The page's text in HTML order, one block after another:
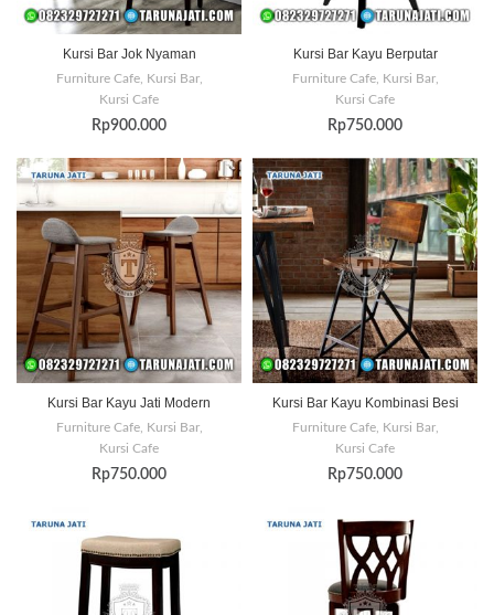
Kursi Bar Jok Nyaman
Furniture Cafe, Kursi Bar,
Kursi Cafe
Rp900.000
Kursi Bar Kayu Berputar
Furniture Cafe, Kursi Bar,
Kursi Cafe
Rp750.000
Kursi Bar Kayu Jati Modern
Furniture Cafe, Kursi Bar,
Kursi Cafe
Rp750.000
Kursi Bar Kayu Kombinasi Besi
Furniture Cafe, Kursi Bar,
Kursi Cafe
Rp750.000